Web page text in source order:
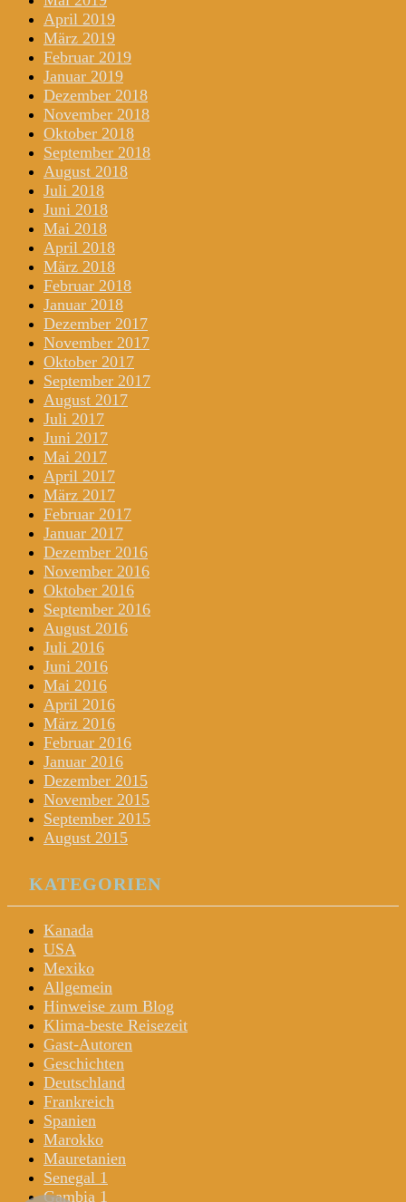
April 2019
März 2019
Februar 2019
Januar 2019
Dezember 2018
November 2018
Oktober 2018
September 2018
August 2018
Juli 2018
Juni 2018
Mai 2018
April 2018
März 2018
Februar 2018
Januar 2018
Dezember 2017
November 2017
Oktober 2017
September 2017
August 2017
Juli 2017
Juni 2017
Mai 2017
April 2017
März 2017
Februar 2017
Januar 2017
Dezember 2016
November 2016
Oktober 2016
September 2016
August 2016
Juli 2016
Juni 2016
Mai 2016
April 2016
März 2016
Februar 2016
Januar 2016
Dezember 2015
November 2015
September 2015
August 2015
KATEGORIEN
Kanada
USA
Mexiko
Allgemein
Hinweise zum Blog
Klima-beste Reisezeit
Gast-Autoren
Geschichten
Deutschland
Frankreich
Spanien
Marokko
Mauretanien
Senegal 1
Gambia 1